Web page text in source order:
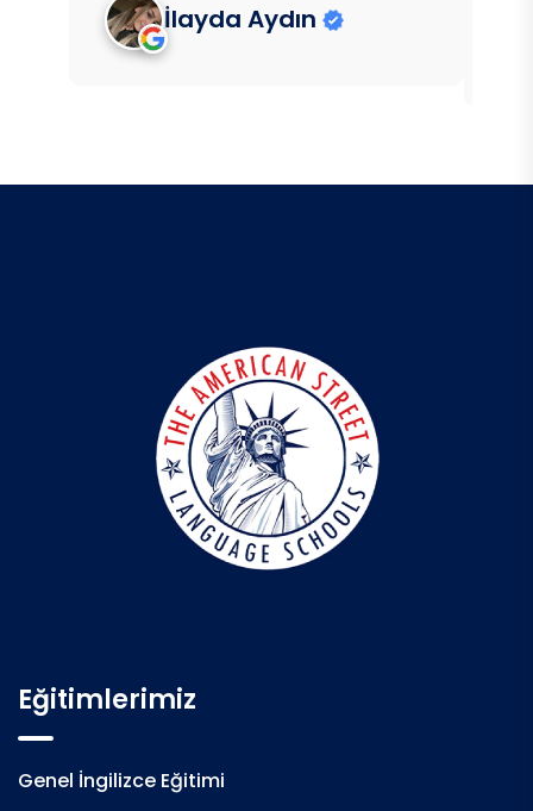
İlayda Aydın
Eğitimlerimiz
Genel İngilizce Eğitimi